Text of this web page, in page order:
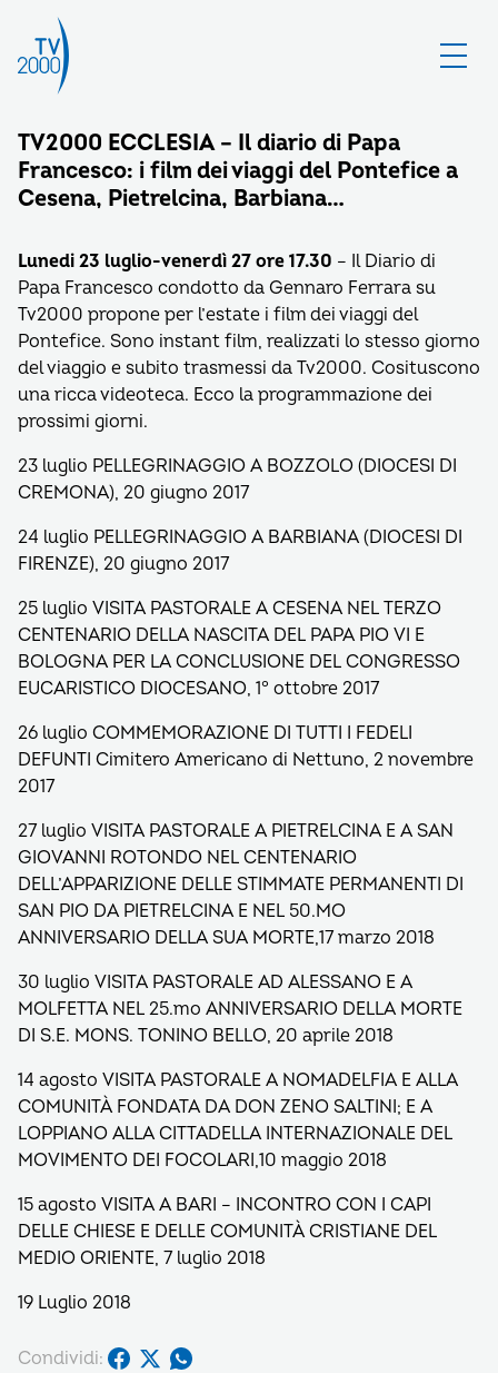
TV2000 ECCLESIA – Il diario di Papa
Francesco: i film dei viaggi del Pontefice a
Cesena, Pietrelcina, Barbiana…
Lunedi 23 luglio-venerdì 27 ore 17.30 – Il Diario di
Papa Francesco condotto da Gennaro Ferrara su
Tv2000 propone per l’estate i film dei viaggi del
Pontefice. Sono instant film, realizzati lo stesso giorno
del viaggio e subito trasmessi da Tv2000. Cosituscono
una ricca videoteca. Ecco la programmazione dei
prossimi giorni.
23 luglio PELLEGRINAGGIO A BOZZOLO (DIOCESI DI
CREMONA), 20 giugno 2017
24 luglio PELLEGRINAGGIO A BARBIANA (DIOCESI DI
FIRENZE), 20 giugno 2017
25 luglio VISITA PASTORALE A CESENA NEL TERZO
CENTENARIO DELLA NASCITA DEL PAPA PIO VI E
BOLOGNA PER LA CONCLUSIONE DEL CONGRESSO
EUCARISTICO DIOCESANO, 1° ottobre 2017
26 luglio COMMEMORAZIONE DI TUTTI I FEDELI
DEFUNTI Cimitero Americano di Nettuno, 2 novembre
2017
27 luglio VISITA PASTORALE A PIETRELCINA E A SAN
GIOVANNI ROTONDO NEL CENTENARIO
DELL’APPARIZIONE DELLE STIMMATE PERMANENTI DI
SAN PIO DA PIETRELCINA E NEL 50.MO
ANNIVERSARIO DELLA SUA MORTE,17 marzo 2018
30 luglio VISITA PASTORALE AD ALESSANO E A
MOLFETTA NEL 25.mo ANNIVERSARIO DELLA MORTE
DI S.E. MONS. TONINO BELLO, 20 aprile 2018
14 agosto VISITA PASTORALE A NOMADELFIA E ALLA
COMUNITÀ FONDATA DA DON ZENO SALTINI; E A
LOPPIANO ALLA CITTADELLA INTERNAZIONALE DEL
MOVIMENTO DEI FOCOLARI,10 maggio 2018
15 agosto VISITA A BARI – INCONTRO CON I CAPI
DELLE CHIESE E DELLE COMUNITÀ CRISTIANE DEL
MEDIO ORIENTE, 7 luglio 2018
19 Luglio 2018
Condividi: